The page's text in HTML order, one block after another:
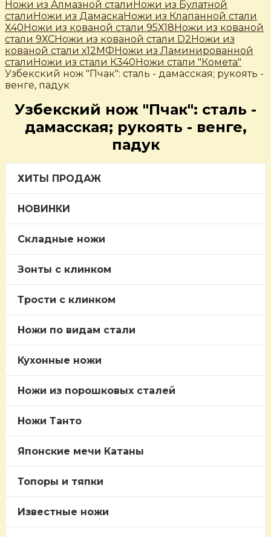
Ножи из Алмазной сталиНожи из Булатной
сталиНожи из ДамаскаНожи из Клапанной стали
Х40Ножи из кованой стали 95Х18Ножи из кованой
стали 9ХСНожи из кованой стали D2Ножи из
кованой стали х12МФНожи из Ламинированной
сталиНожи из стали К340Ножи стали "Комета"
Узбекский нож "Пчак": сталь - дамасская; рукоять -
венге, падук
Узбекский нож "Пчак": сталь -
дамасская; рукоять - венге,
падук
ХИТЫ ПРОДАЖ
НОВИНКИ
Складные ножи
Зонты с клинком
Трости c клинком
Ножи по видам стали
Кухонные ножи
Ножи из порошковых сталей
Ножи Танто
Японские мечи Катаны
Топоры и тяпки
Известные ножи